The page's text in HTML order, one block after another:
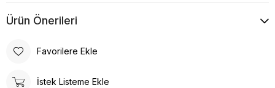
Ürün Önerileri
Favorilere Ekle
İstek Listeme Ekle